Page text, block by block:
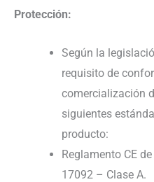
Protección:
Según la
requisito de
comercialización
siguientes
producto:
Reglamento CE
17092 – Clase A.